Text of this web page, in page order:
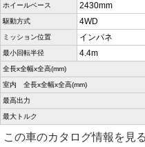
ホイールベース 2430mm
駆動方式 4WD
ミッション位置 インパネ
最小回転半径 4.4m
全長x全幅x全高(mm)
室内 全長x全幅x全高(mm)
最高出力
最大トルク
この車のカタログ情報を見る